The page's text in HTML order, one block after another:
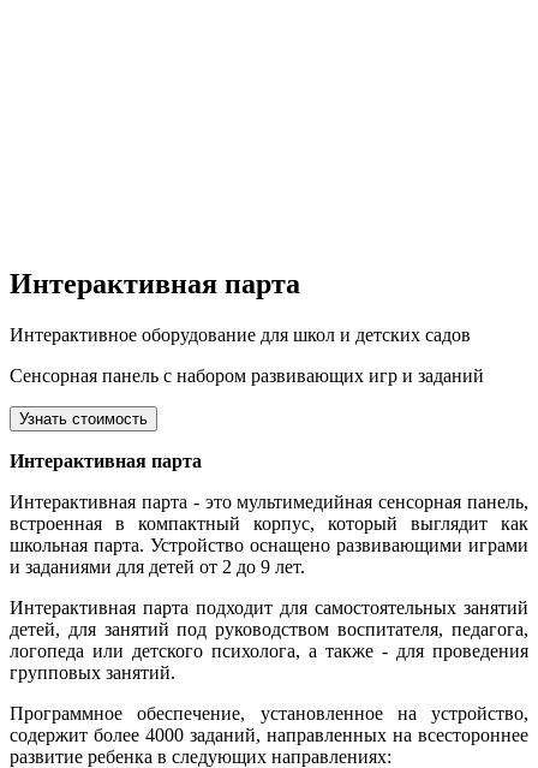
Интерактивная парта
Интерактивное оборудование для школ и детских садов
Сенсорная панель с набором развивающих игр и заданий
Узнать стоимость
Интерактивная парта
Интерактивная парта - это мультимедийная сенсорная панель,
встроенная в компактный корпус, который выглядит как
школьная парта. Устройство оснащено развивающими играми
и заданиями для детей от 2 до 9 лет.
Интерактивная парта подходит для самостоятельных занятий
детей, для занятий под руководством воспитателя, педагога,
логопеда или детского психолога, а также - для проведения
групповых занятий.
Программное обеспечение, установленное на устройство,
содержит более 4000 заданий, направленных на всестороннее
развитие ребенка в следующих направлениях: